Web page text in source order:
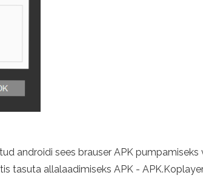
androidi sees brauser APK pumpamiseks
tasuta allalaadimiseks APK -